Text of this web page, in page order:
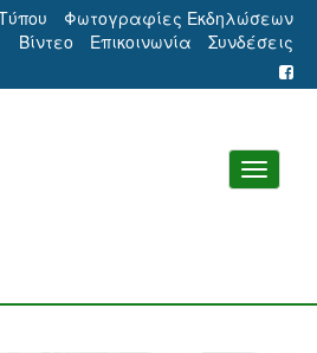
Φωτογραφίες Εκδηλώσεων
Βίντεο
Επικοινωνία Συνδέσεις